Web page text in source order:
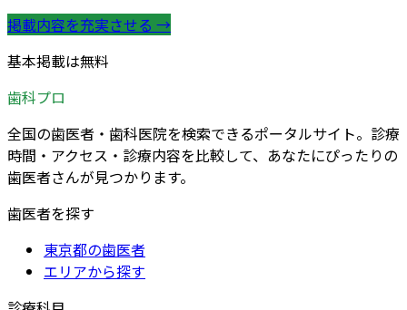
掲載内容を充実させる →
基本掲載は無料
歯科プロ
全国の歯医者・歯科医院を検索できるポータルサイト。診療
時間・アクセス・診療内容を比較して、あなたにぴったりの
歯医者さんが見つかります。
歯医者を探す
東京都の歯医者
エリアから探す